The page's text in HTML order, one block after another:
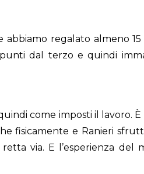
abbiamo regalato almeno
dal terzo e quindi
come imposti il lavoro.
fisicamente e Ranieri
via. E l’esperienza del